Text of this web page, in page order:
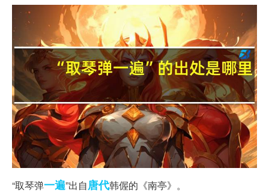
“取琴弹一遍”出自唐代韩偓的《南亭》。